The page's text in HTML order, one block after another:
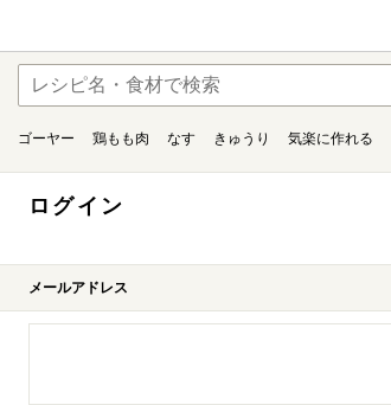
ゴーヤー 鶏もも肉 なす きゅうり 気楽に作れる
ログイン
メールアドレス